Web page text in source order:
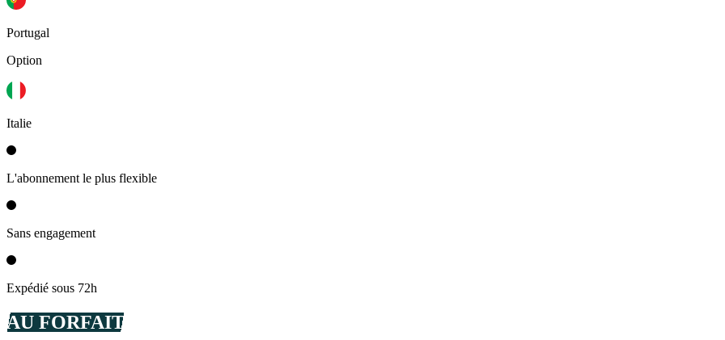
Portugal
Option
Italie
L'abonnement le plus flexible
Sans engagement
Expédié sous 72h
AU FORFAIT